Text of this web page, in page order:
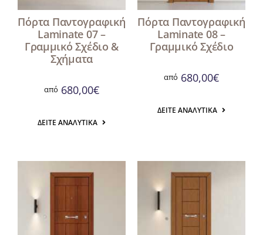
Πόρτα Παντογραφική
Laminate 07 –
Γραμμικό Σχέδιο &
Σχήματα
από 680,00€
ΔΕΊΤΕ ΑΝΑΛΥΤΙΚΆ
Πόρτα Παντογραφική
Laminate 08 –
Γραμμικό Σχέδιο
από 680,00€
ΔΕΊΤΕ ΑΝΑΛΥΤΙΚΆ